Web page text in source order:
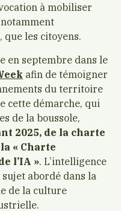
à mobiliser
que les citoyens.
en septembre dans le
afin de témoigner
du territoire
cette démarche, qui
de la boussole,
2025, de la charte
« Charte
l’IA ». L’intelligence
abordé dans la
de la culture